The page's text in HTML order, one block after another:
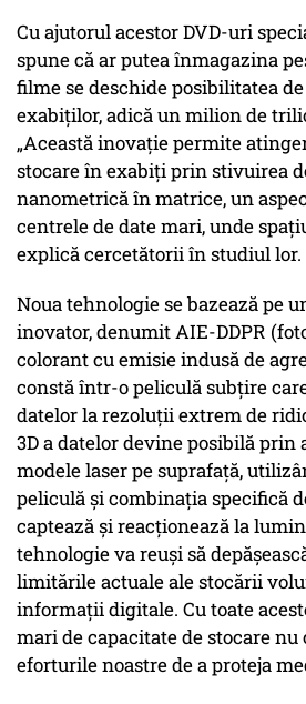
Cu ajutorul acestor DVD-uri
spune că ar putea înmagazina
filme se deschide posibilitatea
exabiților, adică un milion de
„Această inovație permite
stocare în exabiți prin stivuirea
nanometrică în matrice, un
centrele de date mari, unde
explică cercetătorii în studiul lor.
Noua tehnologie se bazează pe
inovator, denumit AIE-DDPR
colorant cu emisie indusă de
constă într-o peliculă subțire
datelor la rezoluții extrem de
3D a datelor devine posibilă prin
modele laser pe suprafață,
peliculă și combinația specifică
captează și reacționează la
tehnologie va reuși să
limitările actuale ale stocării
informații digitale. Cu toate
mari de capacitate de stocare
eforturile noastre de a proteja